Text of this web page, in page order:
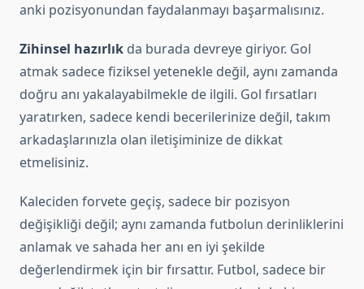
anki pozisyonundan faydalanmayı başarmalısınız.
Zihinsel hazırlık da burada devreye giriyor. Gol
atmak sadece fiziksel yetenekle değil, aynı zamanda
doğru anı yakalayabilmekle de ilgili. Gol fırsatları
yaratırken, sadece kendi becerilerinize değil, takım
arkadaşlarınızla olan iletişiminize de dikkat
etmelisiniz.
Kaleciden forvete geçiş, sadece bir pozisyon
değişikliği değil; aynı zamanda futbolun derinliklerini
anlamak ve sahada her anı en iyi şekilde
değerlendirmek için bir fırsattır. Futbol, sadece bir